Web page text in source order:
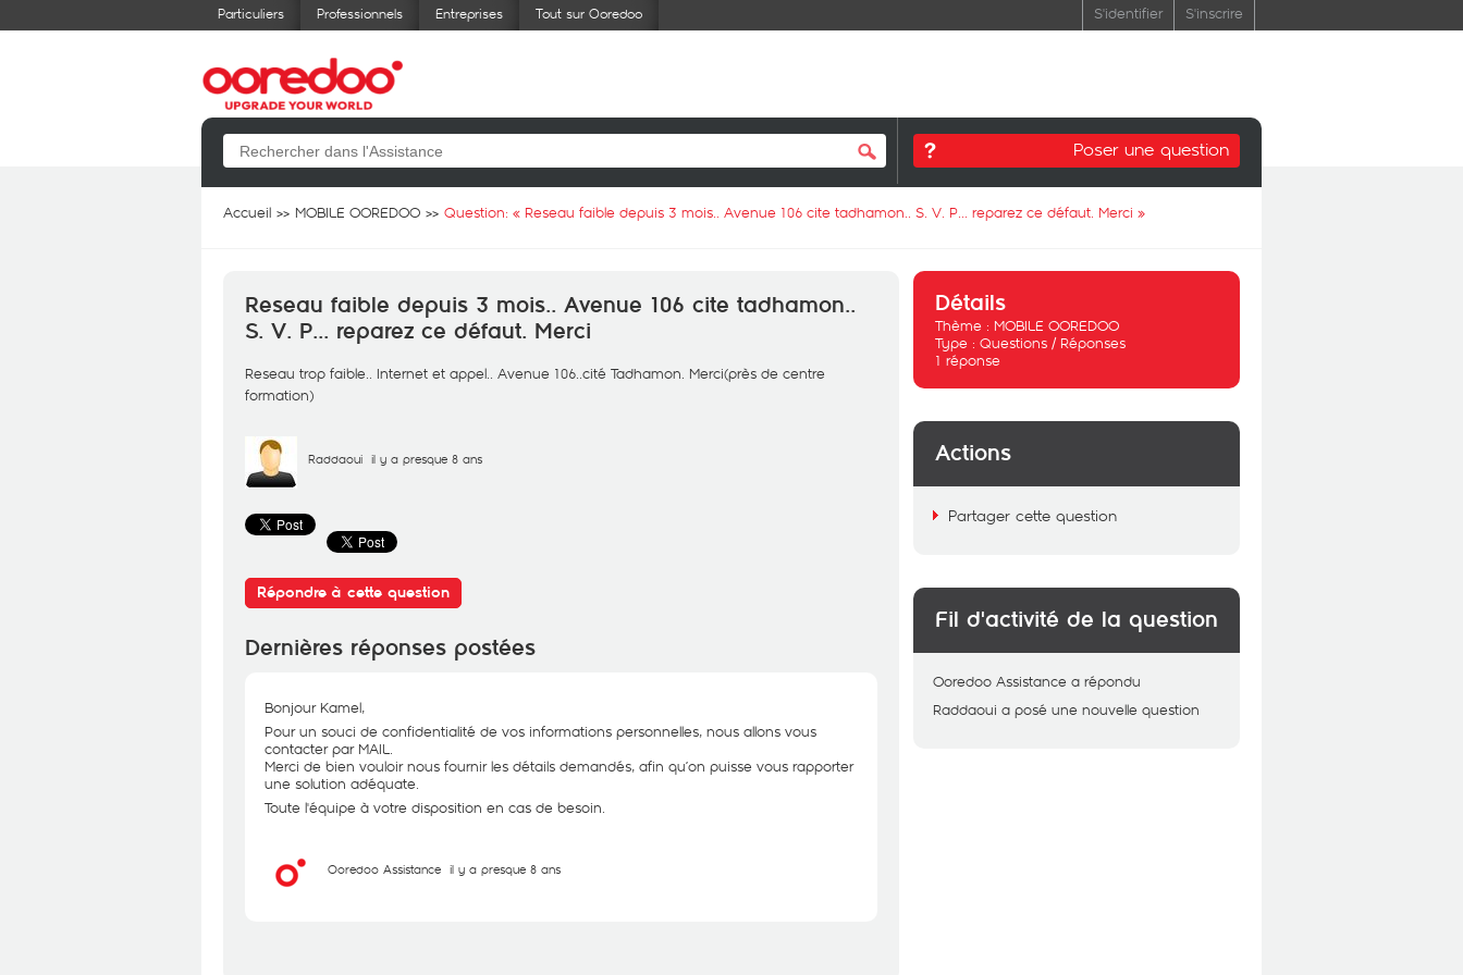
Particuliers Professionnels Entreprises Tout sur Ooredoo S'identifier S'inscrire
Poser une question
Accueil MOBILE OOREDOO Question: « Reseau faible depuis 3 mois.. Avenue 106 cite tadhamon.. S. V. P... reparez ce défaut. Merci »
Reseau faible depuis 3 mois.. Avenue 106 cite tadhamon..
S. V. P... reparez ce défaut. Merci
Reseau trop faible.. Internet et appel.. Avenue 106..cité Tadhamon. Merci(près de centre
formation)
Raddaoui il y a presque 8 ans
Répondre à cette question
Dernières réponses postées
Bonjour Kamel,
Pour un souci de confidentialité de vos informations personnelles, nous allons vous
contacter par MAIL.
Merci de bien vouloir nous fournir les détails demandés, afin qu’on puisse vous rapporter
une solution adéquate.
Toute l'équipe à votre disposition en cas de besoin.
Ooredoo Assistance il y a presque 8 ans
Détails
Thème : MOBILE OOREDOO
Type : Questions / Réponses
1 réponse
Actions
Partager cette question
Fil d'activité de la question
Ooredoo Assistance a répondu
Raddaoui a posé une nouvelle question